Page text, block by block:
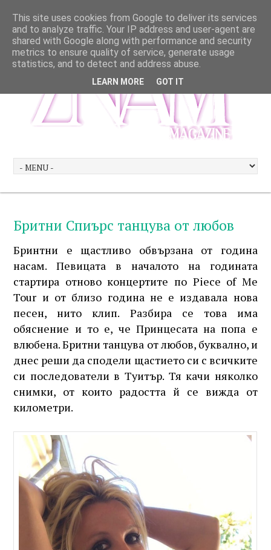
Бритни Спиърс танцува от любов
Бринтни е щастливо обвързана от година
насам. Певицата в началото на годината
стартира отново концертите по Piece of Me
Tour и от близо година не е издавала нова
песен, нито клип. Разбира се това има
обяснение и то е, че Принцесата на попа е
влюбена. Бритни танцува от любов, буквално, и
днес реши да сподели щастието си с всичките
си последователи в Туитър. Тя качи няколко
снимки, от които радостта й се вижда от
километри.
This site uses cookies from Google to deliver its services
and to analyze traffic. Your IP address and user-agent are
shared with Google along with performance and security
metrics to ensure quality of service, generate usage
statistics, and to detect and address abuse.
LEARN MORE GOT IT